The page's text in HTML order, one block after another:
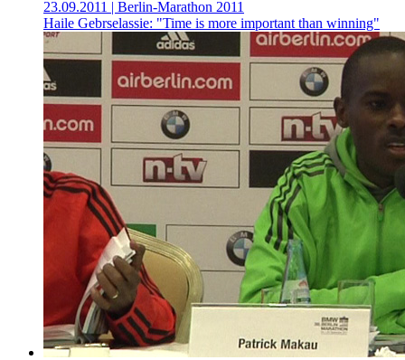
23.09.2011 | Berlin-Marathon 2011
Haile Gebrselassie: "Time is more important than winning"